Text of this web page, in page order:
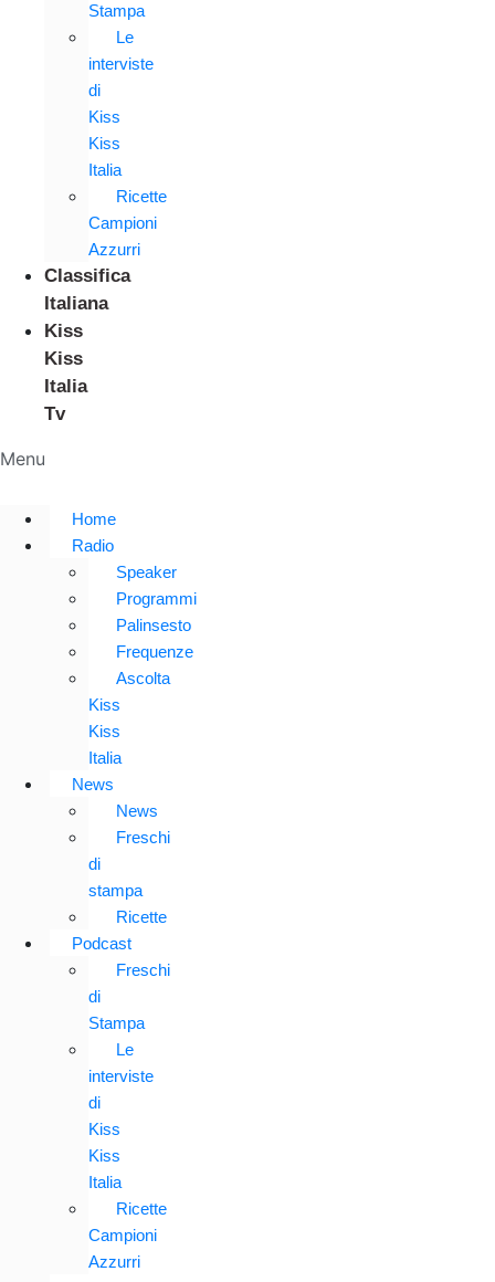
Stampa
Le
interviste
di
Kiss
Kiss
Italia
Ricette
Campioni
Azzurri
Classifica
Italiana
Kiss
Kiss
Italia
Tv
Menu
Home
Radio
Speaker
Programmi
Palinsesto
Frequenze
Ascolta
Kiss
Kiss
Italia
News
News
Freschi
di
stampa
Ricette
Podcast
Freschi
di
Stampa
Le
interviste
di
Kiss
Kiss
Italia
Ricette
Campioni
Azzurri